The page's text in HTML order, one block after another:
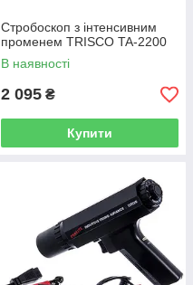
Стробоскоп з інтенсивним
променем TRISCO TA-2200
В наявності
2 095 ₴
Купити